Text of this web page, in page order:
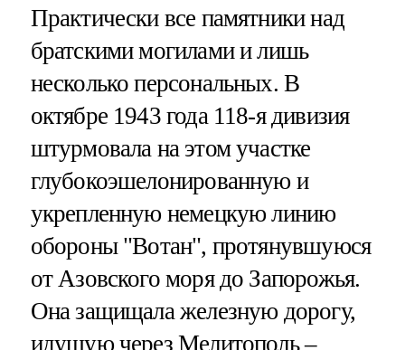
Практически все памятники над
братскими могилами и лишь
несколько персональных. В
октябре 1943 года 118-я дивизия
штурмовала на этом участке
глубокоэшелонированную и
укрепленную немецкую линию
обороны "Вотан", протянувшуюся
от Азовского моря до Запорожья.
Она защищала железную дорогу,
идущую через Мелитополь –